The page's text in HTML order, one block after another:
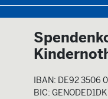
IBAN: DE92 3506
BIC: